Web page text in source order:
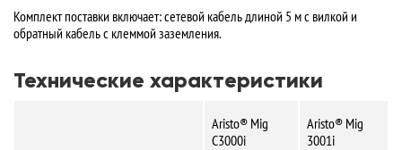
Комплект поставки включает: сетевой кабель длиной 5 м с вилкой и
обратный кабель с клеммой заземления.
Технические характеристики
Aristo® Mig
C3000i
Aristo® Mig
3001i